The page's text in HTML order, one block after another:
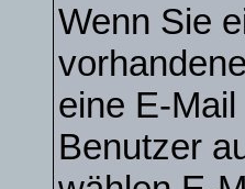
Wenn Sie
eine E-
Benutzer